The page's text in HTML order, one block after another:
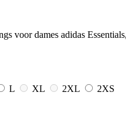
voor dames adidas
L XL 2XL
2XS